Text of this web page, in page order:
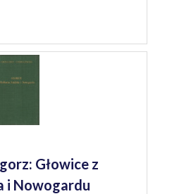
Głowice z
i Nowogardu